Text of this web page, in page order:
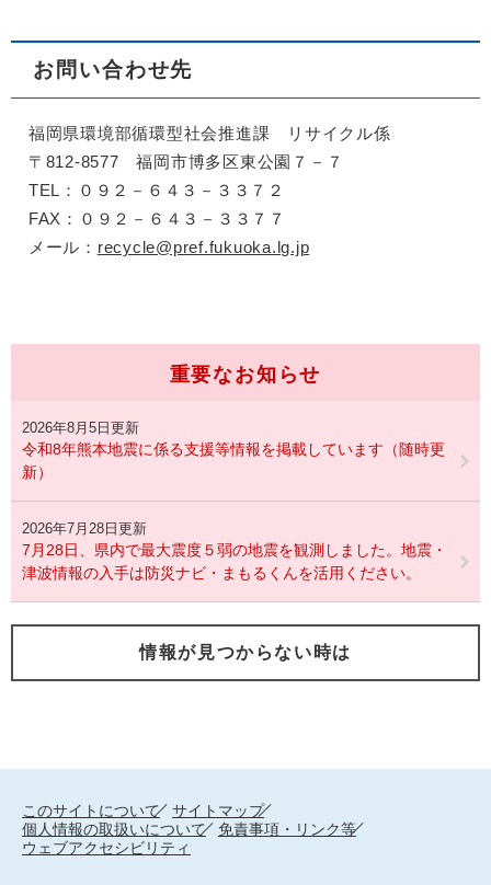
お問い合わせ先
福岡県環境部循環型社会推進課 リサイクル係
〒812-8577 福岡市博多区東公園７－７
TEL：０９２－６４３－３３７２
FAX：０９２－６４３－３３７７
メール： recycle@pref.fukuoka.lg.jp
重要なお知らせ
2026年8月5日更新
令和8年熊本地震に係る支援等情報を掲載しています（随時更
新）
2026年7月28日更新
7月28日、県内で最大震度５弱の地震を観測しました。地震・
津波情報の入手は防災ナビ・まもるくんを活用ください。
情報が見つからない時は
このサイトについて
サイトマップ
個人情報の取扱いについて
免責事項・リンク等
ウェブアクセシビリティ